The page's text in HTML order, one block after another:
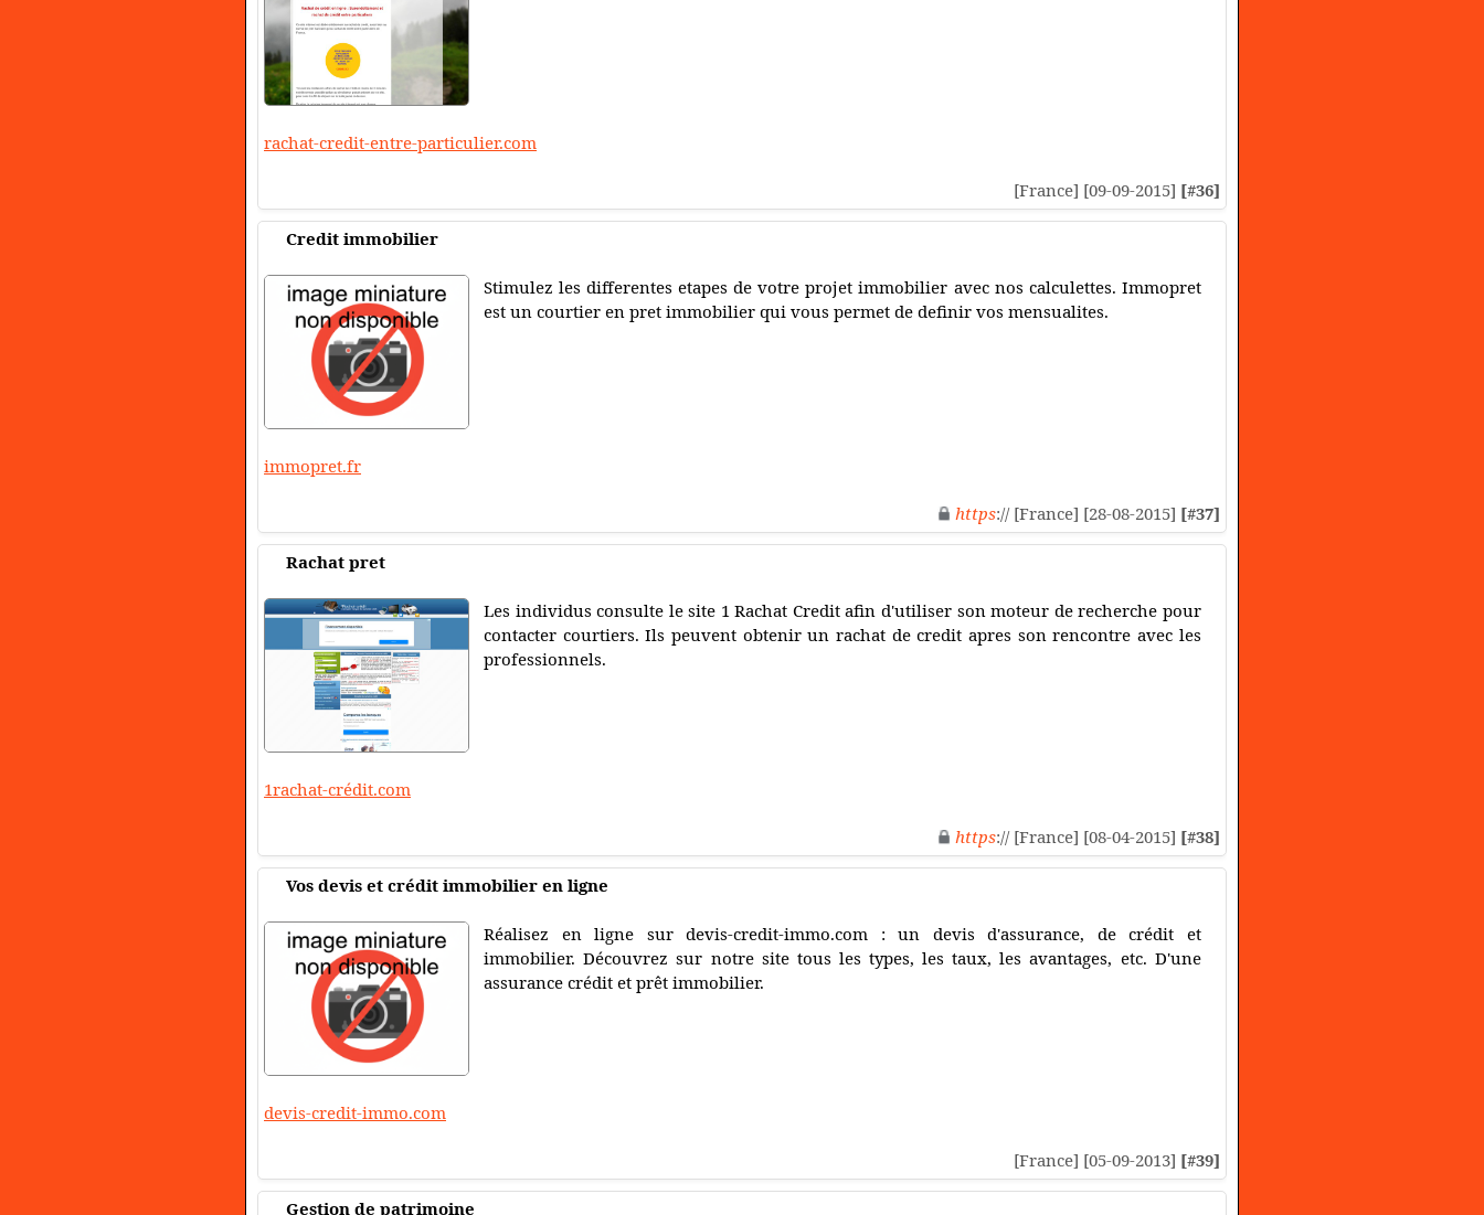
rachat-credit-entre-particulier.com
[France] [09-09-2015] [#36]
Credit immobilier
Stimulez les differentes etapes de votre projet immobilier avec nos calculettes. Immopret
est un courtier en pret immobilier qui vous permet de definir vos mensualites.
immopret.fr
https:// [France] [28-08-2015] [#37]
Rachat pret
Les individus consulte le site 1 Rachat Credit afin d'utiliser son moteur de recherche pour
contacter courtiers. Ils peuvent obtenir un rachat de credit apres son rencontre avec les
professionnels.
1rachat-crédit.com
https:// [France] [08-04-2015] [#38]
Vos devis et crédit immobilier en ligne
Réalisez en ligne sur devis-credit-immo.com : un devis d'assurance, de crédit et
immobilier. Découvrez sur notre site tous les types, les taux, les avantages, etc. D'une
assurance crédit et prêt immobilier.
devis-credit-immo.com
[France] [05-09-2013] [#39]
Gestion de patrimoine